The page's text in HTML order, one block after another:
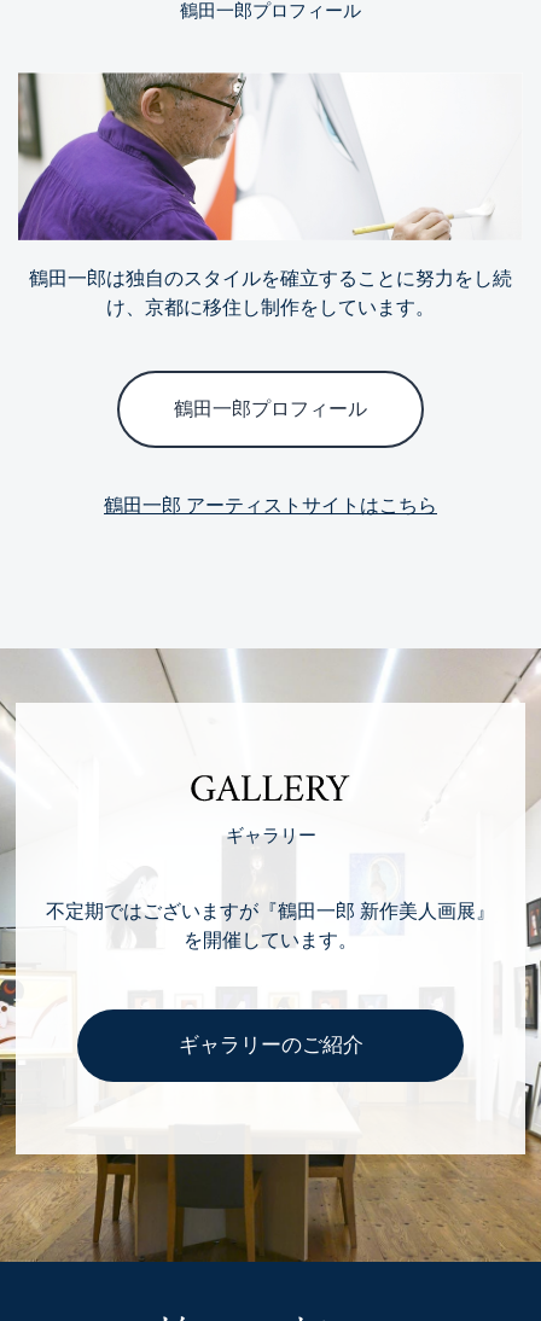
鶴田一郎プロフィール
鶴田一郎は独自のスタイルを確立することに努力をし続
け、京都に移住し制作をしています。
鶴田一郎プロフィール
鶴田一郎 アーティストサイトはこちら
ギャラリー
不定期ではございますが『鶴田一郎 新作美人画展』
を開催しています。
ギャラリーのご紹介